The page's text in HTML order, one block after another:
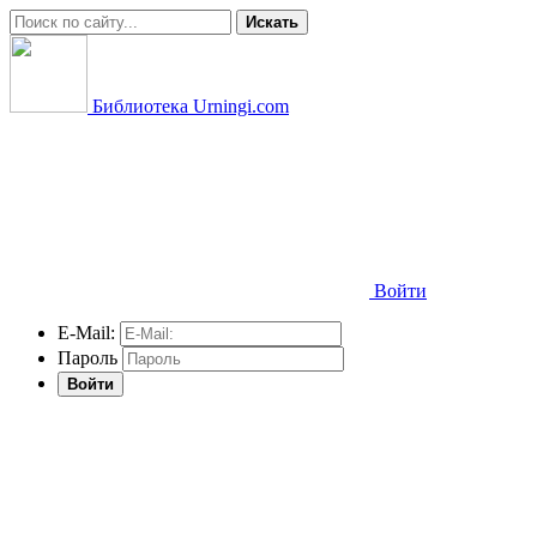
Искать
Библиотека Urningi.com
Войти
E-Mail:
Пароль
Войти